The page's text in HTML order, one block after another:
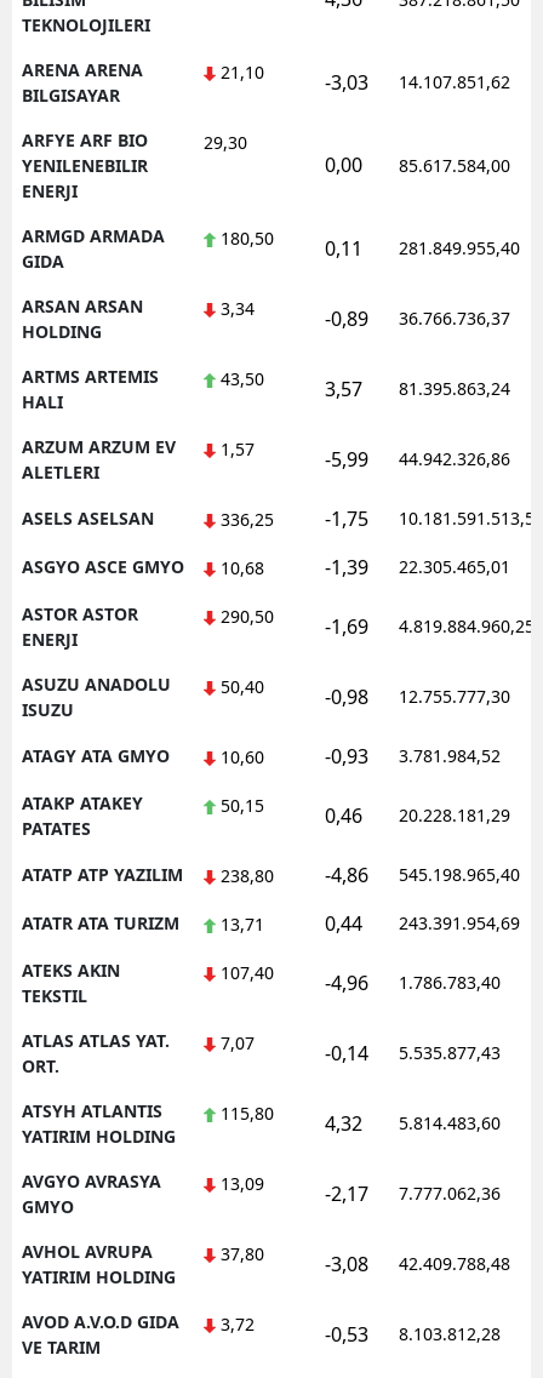
TEKNOLOJILERI
ARENA ARENA
BILGISAYAR
21,10 -3,03 14.107.851,62
ARFYE ARF BIO
YENILENEBILIR
ENERJI
29,30
0,00 85.617.584,00
ARMGD ARMADA
GIDA
180,50 0,11 281.849.955,40
ARSAN ARSAN
HOLDING
3,34 -0,89 36.766.736,37
ARTMS ARTEMIS
HALI
43,50 3,57 81.395.863,24
ARZUM ARZUM EV
ALETLERI
1,57 -5,99 44.942.326,86
ASELS ASELSAN 336,25 -1,75 10.181.591.513,50
ASGYO ASCE GMYO 10,68 -1,39 22.305.465,01
ASTOR ASTOR
ENERJI
290,50 -1,69 4.819.884.960,25
ASUZU ANADOLU
ISUZU
50,40 -0,98 12.755.777,30
ATAGY ATA GMYO 10,60 -0,93 3.781.984,52
ATAKP ATAKEY
PATATES
50,15 0,46 20.228.181,29
ATATP ATP YAZILIM 238,80 -4,86 545.198.965,40
ATATR ATA TURIZM 13,71 0,44 243.391.954,69
ATEKS AKIN
TEKSTIL
107,40 -4,96 1.786.783,40
ATLAS ATLAS YAT.
ORT.
7,07 -0,14 5.535.877,43
ATSYH ATLANTIS
YATIRIM HOLDING
115,80 4,32 5.814.483,60
AVGYO AVRASYA
GMYO
13,09 -2,17 7.777.062,36
AVHOL AVRUPA
YATIRIM HOLDING
37,80 -3,08 42.409.788,48
AVOD A.V.O.D GIDA
VE TARIM
3,72 -0,53 8.103.812,28